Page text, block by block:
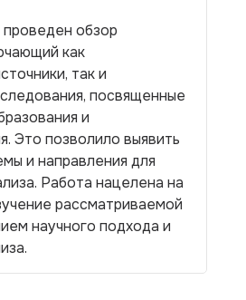
обзор
как
так и
посвященные
и
Это позволило выявить
и направления для
Работа нацелена на
рассматриваемой
научного подхода и